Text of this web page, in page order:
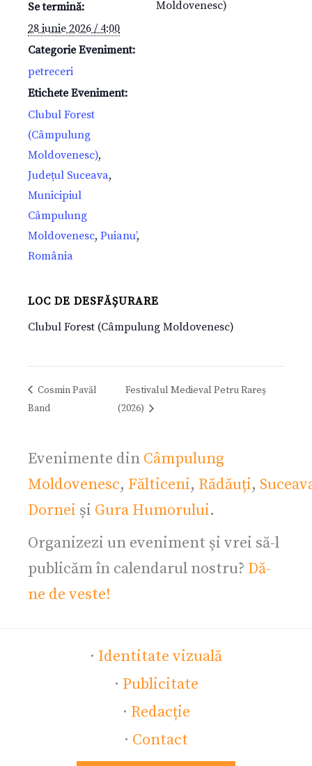
Se termină:
28 iunie 2026 / 4:00
Categorie Eveniment:
petreceri
Etichete Eveniment:
Clubul Forest
(Câmpulung
Moldovenesc),
Județul Suceava,
Municipiul
Câmpulung
Moldovenesc, Puianu’,
România
Moldovenesc)
LOC DE DESFĂȘURARE
Clubul Forest (Câmpulung Moldovenesc)
Cosmin Pavăl
Band
Festivalul Medieval Petru Rareș
(2026)
Evenimente din Câmpulung
Moldovenesc, Fălticeni, Rădăuți,
Dornei și Gura Humorului.
Organizezi un eveniment și vrei să-l
publicăm în calendarul nostru? Dă-
ne de veste!
· Identitate vizuală
· Publicitate
· Redacție
· Contact